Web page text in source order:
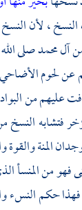
، لأن
آلمحمدصلى
لحوم الأضاحي
عليهم من
فتشابه
المنة
من المنسأ
حكم النسء